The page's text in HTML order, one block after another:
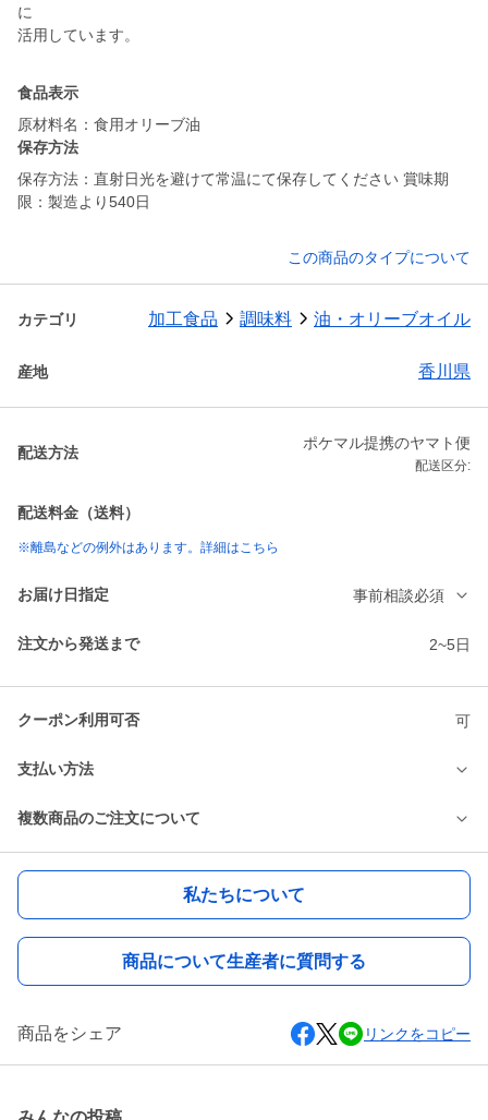
に
活用しています。
食品表示
原材料名：食用オリーブ油
保存方法
保存方法：直射日光を避けて常温にて保存してください 賞味期
限：製造より540日
この商品のタイプについて
カテゴリ 加工食品 調味料 油・オリーブオイル
産地 香川県
配送方法
ポケマル提携のヤマト便
配送区分:
配送料金（送料）
※離島などの例外はあります。詳細はこちら
お届け日指定 事前相談必須
注文から発送まで 2~5日
クーポン利用可否 可
支払い方法
複数商品のご注文について
私たちについて
商品について生産者に質問する
商品をシェア リンクをコピー